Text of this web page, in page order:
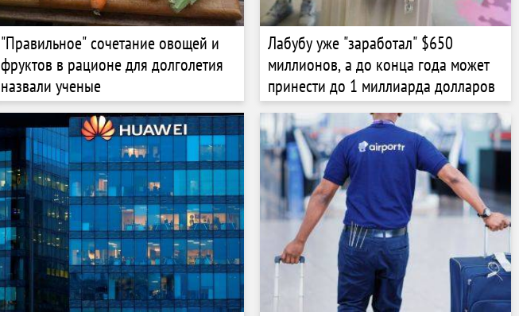
"Правильное" сочетание овощей и
фруктов в рационе для долголетия
назвали ученые
Лабубу уже "заработал" $650
миллионов, а до конца года может
принести до 1 миллиарда долларов